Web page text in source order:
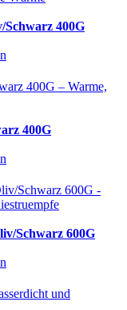
400G
400G
Schwarz 600G